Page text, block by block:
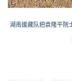
湖南援藏队把袁隆平院